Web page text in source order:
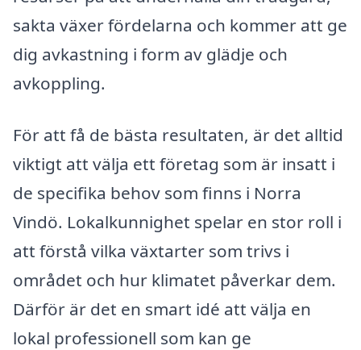
sakta växer fördelarna och kommer att ge
dig avkastning i form av glädje och
avkoppling.
För att få de bästa resultaten, är det alltid
viktigt att välja ett företag som är insatt i
de specifika behov som finns i Norra
Vindö. Lokalkunnighet spelar en stor roll i
att förstå vilka växtarter som trivs i
området och hur klimatet påverkar dem.
Därför är det en smart idé att välja en
lokal professionell som kan ge